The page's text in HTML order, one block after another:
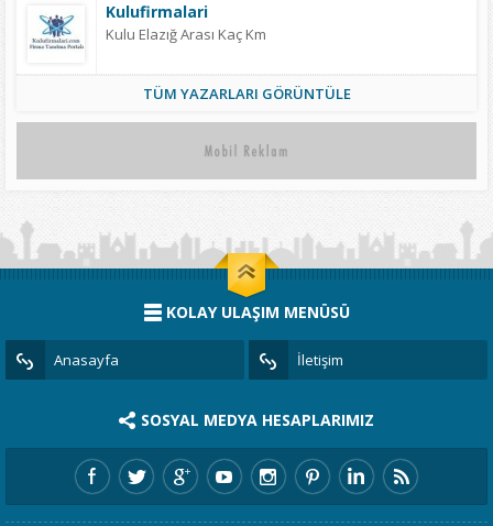
Kulufirmalari
Kulu Elazığ Arası Kaç Km
TÜM YAZARLARI GÖRÜNTÜLE
KOLAY ULAŞIM MENÜSÜ
Anasayfa İletişim
SOSYAL MEDYA HESAPLARIMIZ